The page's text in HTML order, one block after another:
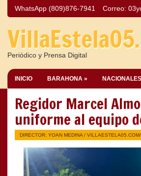
WhatsApp (809)876-7941 Correo:
Periódico y Prensa Digital
INICIO BARAHONA »
Regidor Marcel
uniforme al equipo
DIRECTOR: YOAN MEDINA / VILLAESTELA05.COM